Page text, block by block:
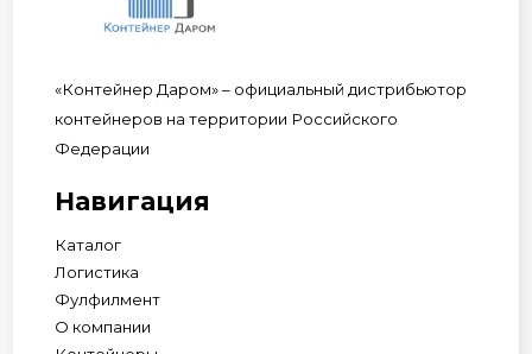
«Контейнер Даром» – официальный дистрибьютор
контейнеров на территории Российского
Федерации
Навигация
Каталог
Логистика
Фулфилмент
О компании